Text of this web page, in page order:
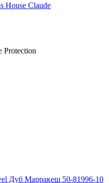
House Claude
Protection